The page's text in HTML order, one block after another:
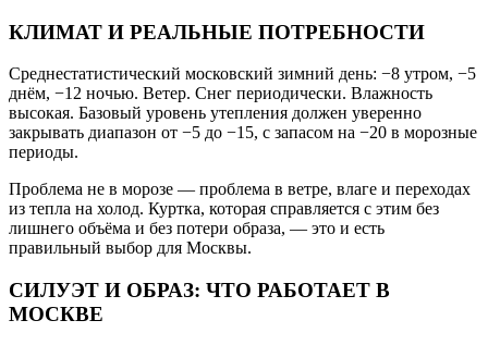
КЛИМАТ И РЕАЛЬНЫЕ ПОТРЕБНОСТИ
Среднестатистический московский зимний день: −8 утром, −5
днём, −12 ночью. Ветер. Снег периодически. Влажность
высокая. Базовый уровень утепления должен уверенно
закрывать диапазон от −5 до −15, с запасом на −20 в морозные
периоды.
Проблема не в морозе — проблема в ветре, влаге и переходах
из тепла на холод. Куртка, которая справляется с этим без
лишнего объёма и без потери образа, — это и есть
правильный выбор для Москвы.
СИЛУЭТ И ОБРАЗ: ЧТО РАБОТАЕТ В
МОСКВЕ